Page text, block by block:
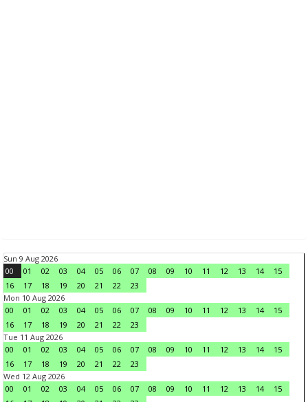
Sun 9 Aug 2026
00
01 02 03 04 05 06 07 08 09 10 11 12 13 14
15
16
17 18 19 20 21 22
23
Mon 10 Aug 2026
00
01 02 03 04 05 06 07 08 09 10 11 12 13 14
15
16
17 18 19 20 21 22
23
Tue 11 Aug 2026
00
01 02 03 04 05 06 07 08 09 10 11 12 13 14
15
16
17 18 19 20 21 22
23
Wed 12 Aug 2026
00
01 02 03 04 05 06 07 08 09 10 11 12 13 14
15